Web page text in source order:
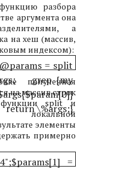
разбора
аргумента она
а
на хеш (массив,
индексом):
= split
grep {my
return \%args;}
на массив строк
split и
элементы
примерно
$params[1] =